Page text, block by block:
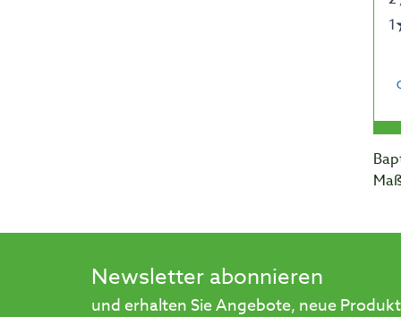
Newsletter abonnieren
und erhalten Sie Angebote, neue